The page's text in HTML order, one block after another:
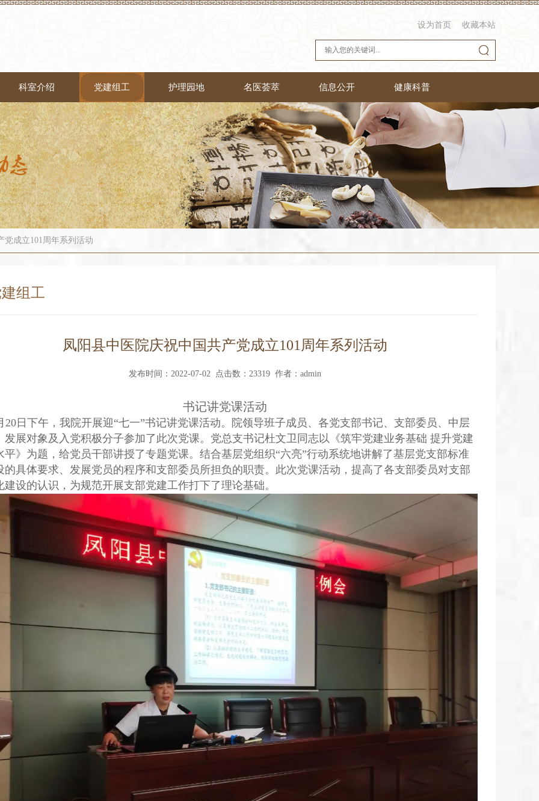
设为首页 收藏本站
科室介绍 党建组工 护理园地 名医荟萃 信息公开 健康科普
党成立101周年系列活动
组工
凤阳县中医院庆祝中国共产党成立101周年系列活动
发布时间：2022-07-02 点击数：23319 作者：admin
书记讲党课活动
20日下午，我院开展迎“七一”书记讲党课活动。院领导班子成员、各党支部书记、支部委员、中层
发展对象及入党积极分子参加了此次党课。党总支书记杜文卫同志以《筑牢党建业务基础 提升党建
平》为题，给党员干部讲授了专题党课。结合基层党组织“六亮”行动系统地讲解了基层党支部标准
的具体要求、发展党员的程序和支部委员所担负的职责。此次党课活动，提高了各支部委员对支部
建设的认识，为规范开展支部党建工作打下了理论基础。